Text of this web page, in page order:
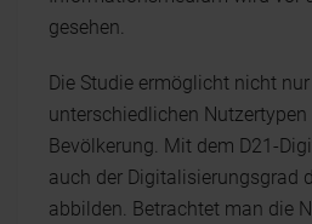
gesehen.
Die Studie ermöglicht nicht
unterschiedlichen Nutzertypen
Bevölkerung. Mit dem D21-
auch der Digitalisierungsgrad
abbilden. Betrachtet man die